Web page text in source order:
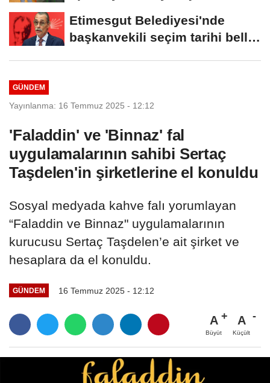
Etimesgut Belediyesi'nde
başkanvekili seçim tarihi belli
GÜNDEM
Yayınlanma: 16 Temmuz 2025 - 12:12
'Faladdin' ve 'Binnaz' fal
uygulamalarının sahibi Sertaç
Taşdelen'in şirketlerine el konuldu
Sosyal medyada kahve falı yorumlayan
“Faladdin ve Binnaz" uygulamalarının
kurucusu Sertaç Taşdelen’e ait şirket ve
hesaplara da el konuldu.
GÜNDEM 16 Temmuz 2025 - 12:12
A
Büyüt
A
Küçült